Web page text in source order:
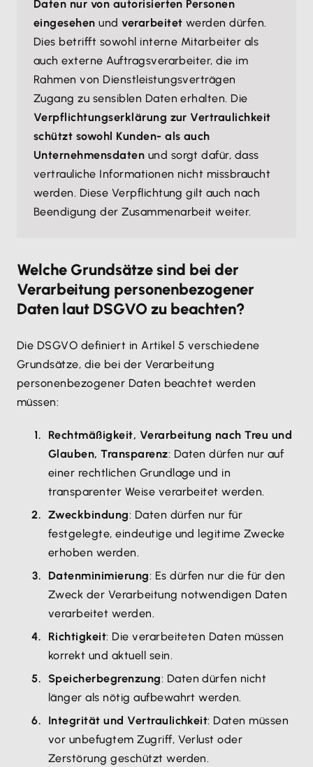
Daten nur von autorisierten Personen
eingesehen undverarbeitet werden dürfen.
Dies betrifft sowohl interne Mitarbeiter als
auch externe Auftragsverarbeiter, die im
Rahmen von Dienstleistungsverträgen
Zugang zu sensiblen Daten erhalten. Die
Verpflichtungserklärung zur Vertraulichkeit
schützt sowohl Kunden- als auch
Unternehmensdaten und sorgt dafür, dass
vertrauliche Informationen nicht missbraucht
werden. Diese Verpflichtung gilt auch nach
Beendigung der Zusammenarbeit weiter.
Welche Grundsätze sind bei der
Verarbeitung personenbezogener
Daten laut DSGVO zu beachten?
Die DSGVO definiert in Artikel 5 verschiedene
Grundsätze, die bei der Verarbeitung
personenbezogener Daten beachtet werden
müssen:
Rechtmäßigkeit, Verarbeitung nach Treu und
Glauben, Transparenz: Daten dürfen nur auf
einer rechtlichen Grundlage und in
transparenter Weise verarbeitet werden.
Zweckbindung: Daten dürfen nur für
festgelegte, eindeutige und legitime Zwecke
erhoben werden.
Datenminimierung: Es dürfen nur die für den
Zweck der Verarbeitung notwendigen Daten
verarbeitet werden.
Richtigkeit: Die verarbeiteten Daten müssen
korrekt und aktuell sein.
Speicherbegrenzung: Daten dürfen nicht
länger als nötig aufbewahrt werden.
Integrität und Vertraulichkeit: Daten müssen
vor unbefugtem Zugriff, Verlust oder
Zerstörung geschützt werden.